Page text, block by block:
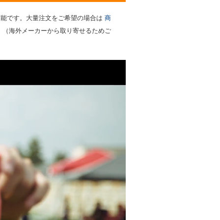
です。大量注文をご希望の場合は 商
海外メーカーから取り寄せるためご